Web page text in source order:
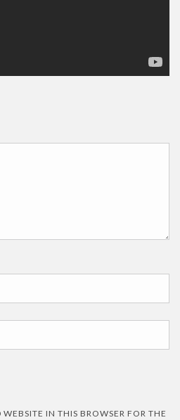
IN THIS BROWSER FOR THE